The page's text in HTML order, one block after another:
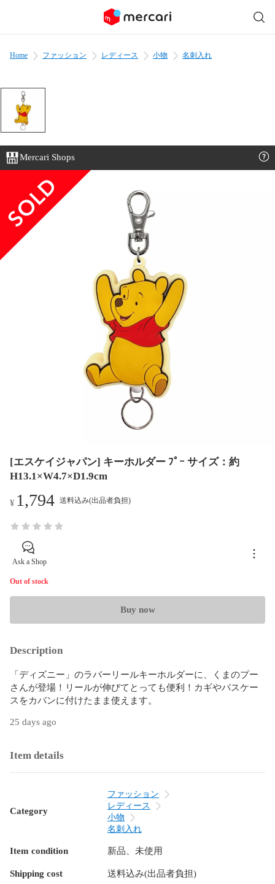
Home ファッション レディース 小物 名刺入れ
Mercari Shops
[エスケイジャパン] キーホルダー ﾌﾟｰ サイズ：約
H13.1×W4.7×D1.9cm
¥ 1,794 送料込み(出品者負担)
Ask a Shop
Out of stock
Buy now
Description
「ディズニー」のラバーリールキーホルダーに、くまのプー
さんが登場！リールが伸びてとっても便利！カギやパスケー
スをカバンに付けたまま使えます。
25 days ago
Item details
Category
ファッション
レディース
小物
名刺入れ
Item condition 新品、未使用
Shipping cost 送料込み(出品者負担)